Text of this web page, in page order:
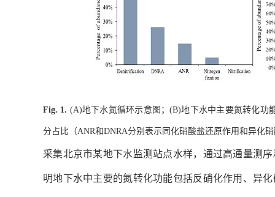
Fig. 1. (A)地下水氮循环示意图； (B)地下水中主要氮转化功
分占比（ANR和DNRA分别表示同化硝酸盐还原作用和异化
采集北京市某地下水监测站点水样，通过高通量测
明地下水中主要的氮转化功能包括反硝化作用、异